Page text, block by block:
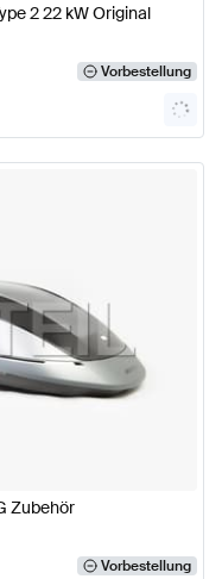
2 22 kW Original
Vorbestellung
Zubehör
Vorbestellung